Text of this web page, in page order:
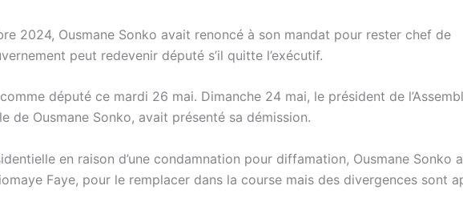
2024, Ousmane Sonko avait renoncé à son mandat pour rester chef de
peut redevenir député s’il quitte l’exécutif.
député ce mardi 26 mai. Dimanche 24 mai, le président de
de Ousmane Sonko, avait présenté sa démission.
en raison d’une condamnation pour diffamation, Ousmane Sonko
Faye, pour le remplacer dans la course mais des divergences sont